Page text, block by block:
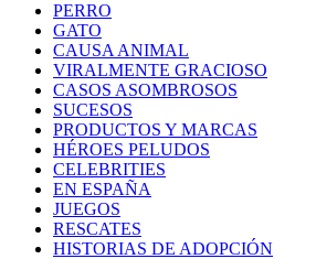
PERRO
GATO
CAUSA ANIMAL
VIRALMENTE GRACIOSO
CASOS ASOMBROSOS
SUCESOS
PRODUCTOS Y MARCAS
HÉROES PELUDOS
CELEBRITIES
EN ESPAÑA
JUEGOS
RESCATES
HISTORIAS DE ADOPCIÓN